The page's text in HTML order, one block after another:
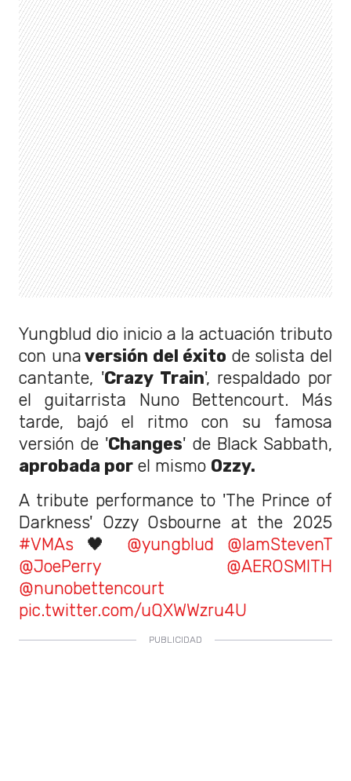
Yungblud dio inicio a la actuación tributo
con una versión del éxito de solista del
cantante, 'Crazy Train', respaldado por
el guitarrista Nuno Bettencourt. Más
tarde, bajó el ritmo con su famosa
versión de 'Changes' de Black Sabbath,
aprobada por el mismo Ozzy.
A tribute performance to 'The Prince of
Darkness' Ozzy Osbourne at the 2025
#VMAs 🖤 @yungblud
@IamStevenT
@JoePerry
@AEROSMITH
@nunobettencourt
pic.twitter.com/uQXWWzru4U